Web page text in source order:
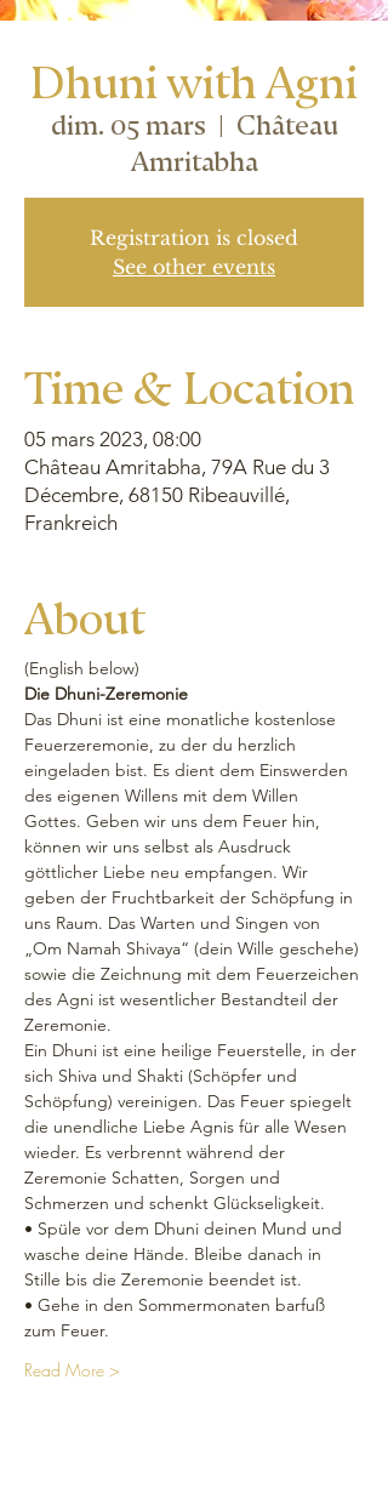
Dhuni with Agni
dim. 05 mars
  |
Château
Amritabha
Registration is closed
See other events
Time & Location
05 mars 2023, 08:00
Château Amritabha, 79A Rue du 3
Décembre, 68150 Ribeauvillé,
Frankreich
About
(English below)
Die Dhuni-Zeremonie
Das Dhuni ist eine monatliche kostenlose
Feuerzeremonie, zu der du herzlich
eingeladen bist. Es dient dem Einswerden
des eigenen Willens mit dem Willen
Gottes. Geben wir uns dem Feuer hin,
können wir uns selbst als Ausdruck
göttlicher Liebe neu empfangen. Wir
geben der Fruchtbarkeit der Schöpfung in
uns Raum. Das Warten und Singen von
„Om Namah Shivaya“ (dein Wille geschehe)
sowie die Zeichnung mit dem Feuerzeichen
des Agni ist wesentlicher Bestandteil der
Zeremonie.
Ein Dhuni ist eine heilige Feuerstelle, in der
sich Shiva und Shakti (Schöpfer und
Schöpfung) vereinigen. Das Feuer spiegelt
die unendliche Liebe Agnis für alle Wesen
wieder. Es verbrennt während der
Zeremonie Schatten, Sorgen und
Schmerzen und schenkt Glückseligkeit.
• Spüle vor dem Dhuni deinen Mund und
wasche deine Hände. Bleibe danach in
Stille bis die Zeremonie beendet ist.
• Gehe in den Sommermonaten barfuß
zum Feuer.
Read More >